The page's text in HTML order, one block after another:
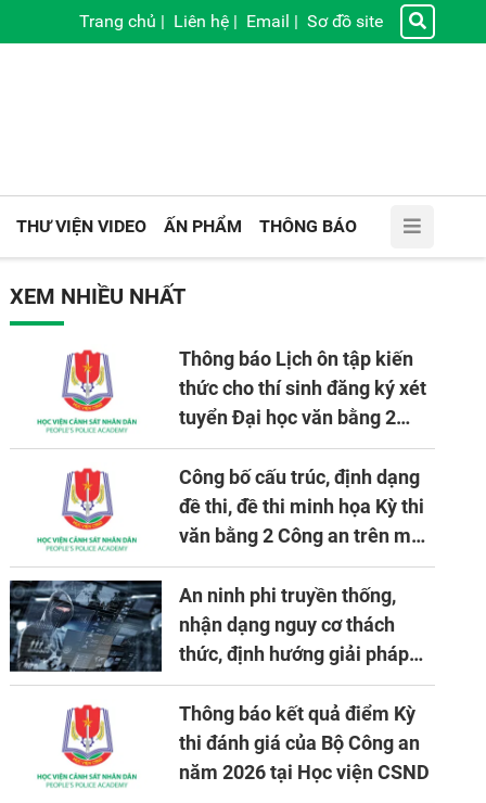
Trang chủ | Liên hệ | Email | Sơ đồ site
THƯ VIỆN VIDEO ẤN PHẨM THÔNG BÁO
XEM NHIỀU NHẤT
Thông báo Lịch ôn tập kiến
thức cho thí sinh đăng ký xét
tuyển Đại học văn bằng 2
tuyển mới, mở tại Học viện
CSND năm học 2026 - 2027
Công bố cấu trúc, định dạng
đề thi, đề thi minh họa Kỳ thi
văn bằng 2 Công an trên máy
tính
An ninh phi truyền thống,
nhận dạng nguy cơ thách
thức, định hướng giải pháp
đảm bảo an ninh quốc gia
trong tình hình hiện nay
Thông báo kết quả điểm Kỳ
thi đánh giá của Bộ Công an
năm 2026 tại Học viện CSND